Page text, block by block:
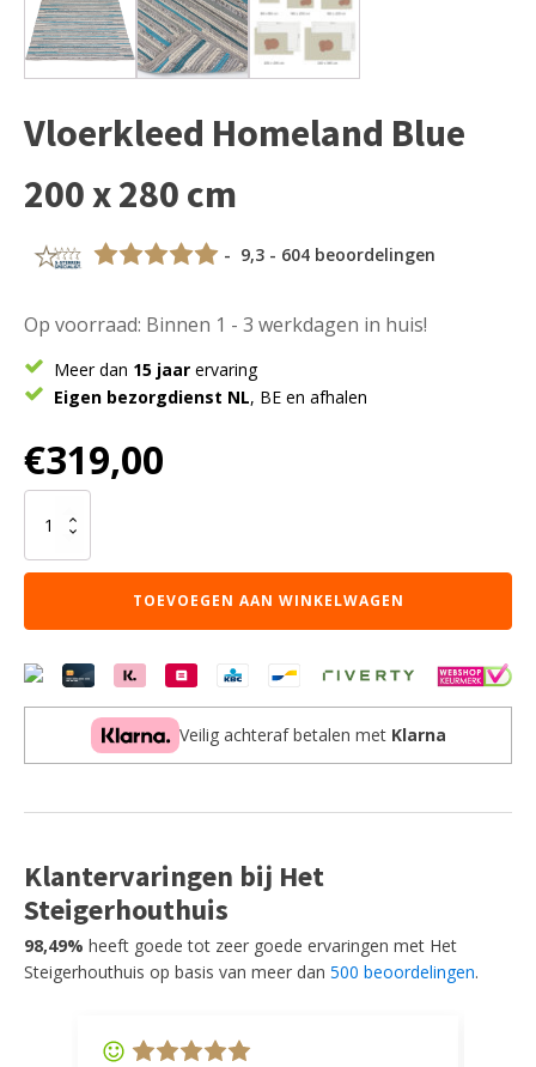
Vloerkleed Homeland Blue
200 x 280 cm
- 9,3 - 604 beoordelingen
Op voorraad: Binnen 1 - 3 werkdagen in huis!
Meer dan 15 jaar ervaring
Eigen bezorgdienst NL, BE en afhalen
€319,00
Homeland
Blue
200
280
aantal
TOEVOEGEN AAN WINKELWAGEN
Veilig achteraf betalen met Klarna
Klantervaringen bij Het
Steigerhouthuis
98,49% heeft goede tot zeer goede ervaringen met Het
Steigerhouthuis op basis van meer dan 500 beoordelingen.